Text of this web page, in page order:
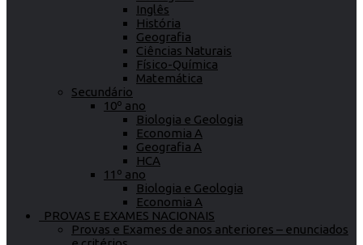
Inglês
História
Geografia
Ciências Naturais
Físico-Química
Matemática
Secundário
10º ano
Biologia e Geologia
Economia A
Geografia A
HCA
11º ano
Biologia e Geologia
Economia A
PROVAS E EXAMES NACIONAIS
Provas e Exames de anos anteriores – enunciados